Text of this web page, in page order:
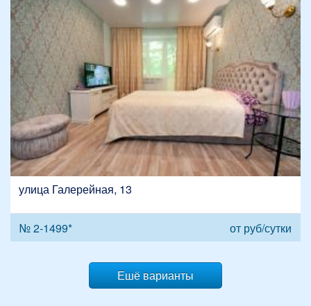
улица Галерейная, 13
№ 2-1499* от руб/сутки
Ешё варианты